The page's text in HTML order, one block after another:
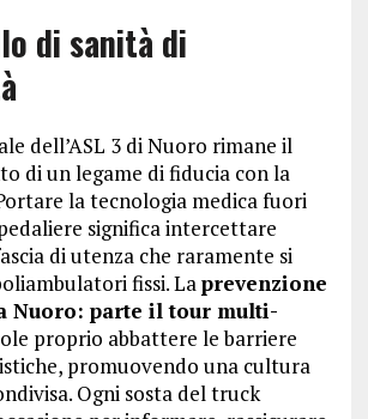
di sanità di
dell’ASL 3 di Nuoro rimane il
di un legame di fiducia con la
la tecnologia medica fuori
significa intercettare
di utenza che raramente si
fissi. Laprevenzione
Nuoro: parte il tour multi-
proprio abbattere le barriere
promuovendo una cultura
Ogni sosta del truck